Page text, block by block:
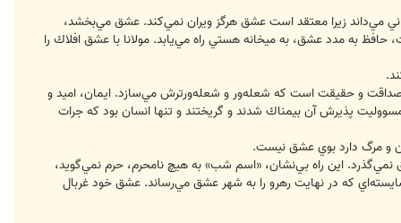
مي‌داند زيرا معتقد است‌ عشق‌ هرگز ويران‌ نمي‌كند. عشق‌ مي‌بخشد،
به‌ مدد عشق‌، به‌ ميخانه‌ هستي‌ راه‌ مي‌يابد. مولانا با عشق‌ افلاك‌ را
و حقيقت‌ است‌ كه‌ شعله‌ور و شعله‌ورترش‌ مي‌سازد. ايمان‌، اميد و
پذيرش‌ آن‌ بيمناك‌ شدند و گريختند و تنها انسان‌ بود كه‌ جرات‌
و مرگ‌ دارد بوي‌ عشق‌ نيست‌.
اين‌ راه‌ بي‌نشان‌، «اسم‌ شب‌» به‌ هيچ‌ نامحرم‌، حرم‌ نمي‌گويد،
كه‌ در نهايت‌ رهرو را به‌ شهر عشق‌ مي‌رساند. عشق‌ خود غربال‌